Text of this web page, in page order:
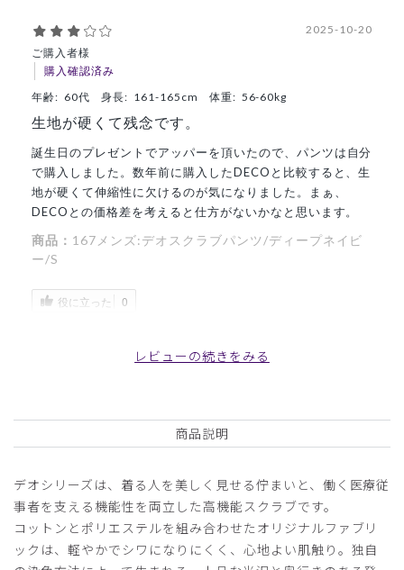
ご購入者様
購入確認済み
2025-10-20
年齢: 60代 身長: 161-165cm 体重: 56-60kg
生地が硬くて残念です。
誕生日のプレゼントでアッパーを頂いたので、パンツは自分
で購入しました。数年前に購入したDECOと比較すると、生
地が硬くて伸縮性に欠けるのが気になりました。まぁ、
DECOとの価格差を考えると仕方がないかなと思います。
商品： 167メンズ:デオスクラブパンツ/ディープネイビ
ー/S
役に立った 0
消臭対策をメインで購入していますが、履き心地も良く気に
入っています。
ただ、腰の紐はもう少し太い方が結んだ後に解きやすいかな
レビューの続きをみる
商品説明
デオシリーズは、着る人を美しく見せる佇まいと、働く医療従
事者を支える機能性を両立した高機能スクラブです。
コットンとポリエステルを組み合わせたオリジナルファブリ
ックは、軽やかでシワになりにくく、心地よい肌触り。独自